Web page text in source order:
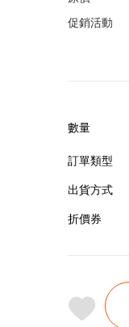
促銷活動
數量
訂單類型
出貨方式
折價券